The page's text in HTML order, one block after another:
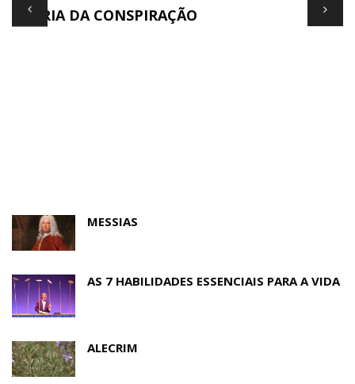
TEORIA DA CONSPIRAÇÃO
MESSIAS
AS 7 HABILIDADES ESSENCIAIS PARA A VIDA
ALECRIM